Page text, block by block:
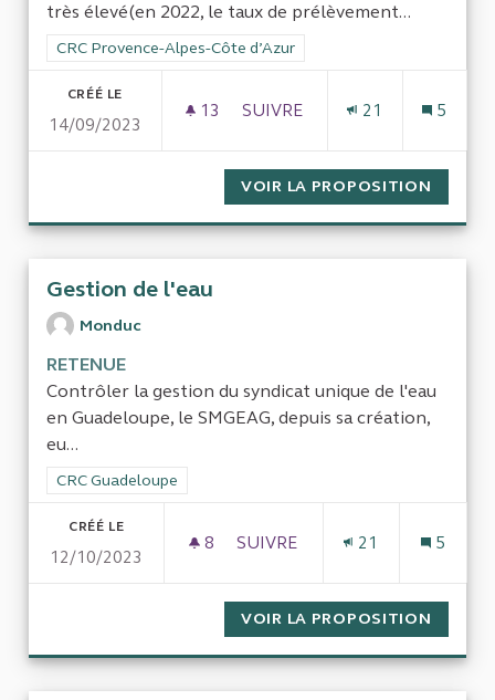
très élevé(en 2022, le taux de prélèvement...
Filtrer les résultats de la catégorie : CRC Provence-Alpes-
CRC Provence-Alpes-Côte d’Azur
CRÉÉ LE
14/09/2023
13 13 ABONNÉS
SUIVRE
21 5
VOIR LA PROPOSITION
Gestion de l'eau
Monduc
RETENUE
Contrôler la gestion du syndicat unique de l'eau
en Guadeloupe, le SMGEAG, depuis sa création,
eu...
Filtrer les résultats de la catégorie : CRC Guadeloupe
CRC Guadeloupe
CRÉÉ LE
12/10/2023
8 8 ABONNÉS
SUIVRE
21 5
VOIR LA PROPOSITION